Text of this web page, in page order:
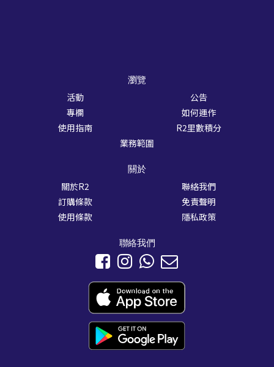
瀏覽
活動
公告
專欄
如何運作
使用指南
R2里數積分
業務範圍
關於
關於R2
聯絡我們
訂購條款
免責聲明
使用條款
隱私政策
聯絡我們